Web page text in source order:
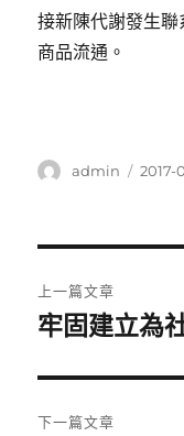
接新陳代謝發生
商品流通。
作
admin
發
2017-
章
覽
上一篇文章
上
篇
文
牢固建立為
下一篇文章